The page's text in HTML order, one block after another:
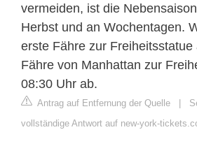
vermeiden, ist die
Herbst und an Wochentagen.
erste Fähre zur Freiheitsstatue
Fähre von Manhattan zur
08:30 Uhr ab.
Antrag auf Entfernung der Quelle |
vollständige Antwort auf new-york-